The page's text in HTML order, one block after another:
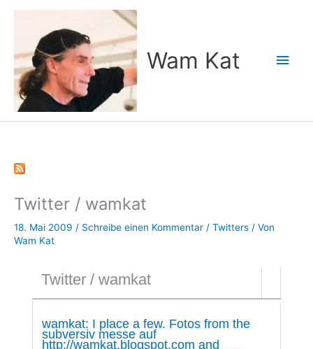
Wam Kat
Twitter / wamkat
18. Mai 2009 / Schreibe einen Kommentar / Twitters / Von
Wam Kat
Twitter / wamkat
wamkat: I place a few. Fotos from the
subversiv messe auf
http://wamkat.blogspot.com and